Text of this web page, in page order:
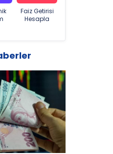
Faiz Getirisi
Hesapla